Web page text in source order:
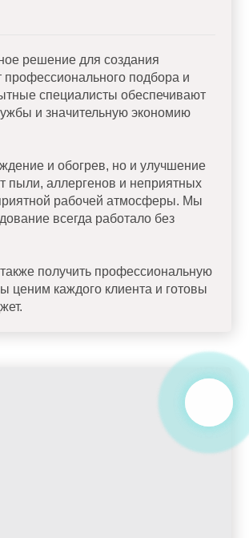
решение для создания
подбора и
специалисты обеспечивают
и значительную экономию
и обогрев, но и улучшение
пыли, аллергенов и неприятных
рабочей атмосферы. Мы
всегда работало без
получить профессиональную
ценим каждого клиента и готовы